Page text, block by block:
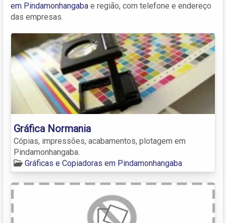
em Pindamonhangaba e região, com telefone e endereço
das empresas.
Gráfica Normania
Cópias, impressões, acabamentos, plotagem em
Pindamonhangaba.
Gráficas e Copiadoras em Pindamonhangaba